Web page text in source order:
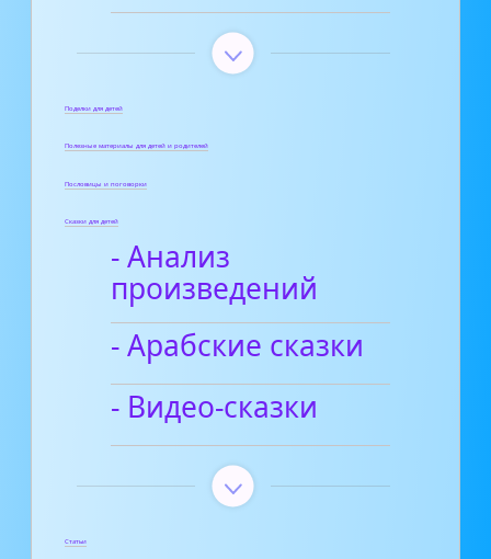
Поделки для детей
Полезные материалы для детей и родителей
Пословицы и поговорки
Сказки для детей
- Анализ
произведений
- Арабские сказки
- Видео-сказки
Статьи